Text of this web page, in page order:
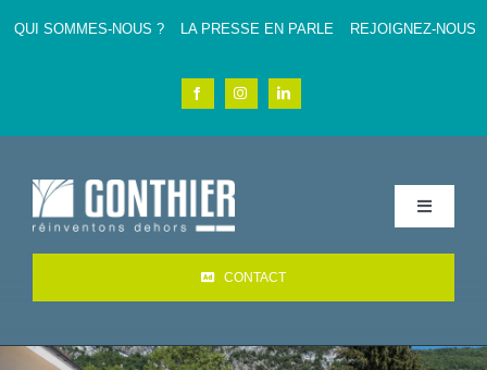
QUI SOMMES-NOUS ? LA PRESSE EN PARLE REJOIGNEZ-NOUS
Toggle
CONTACT